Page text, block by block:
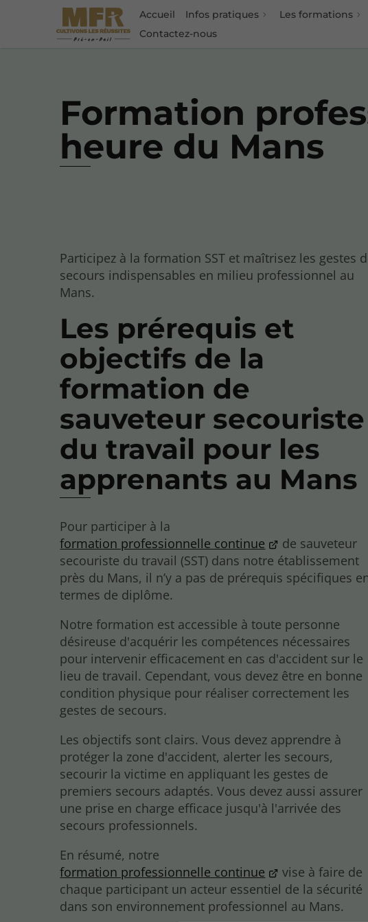
Accueil Infos pratiques Les formations
Contactez-nous
Formation
heure du Mans
Participez à la formation SST et maîtrisez les gestes
secours indispensables en milieu professionnel au
Mans.
Les prérequis et
objectifs de la
formation de
sauveteur secouriste
du travail pour les
apprenants au Mans
Pour participer à la
formation professionnelle continue
de sauveteur
secouriste du travail (SST) dans notre établissement
près du Mans, il n’y a pas de prérequis spécifiques
termes de diplôme.
Notre formation est accessible à toute personne
désireuse d'acquérir les compétences nécessaires
pour intervenir efficacement en cas d'accident sur le
lieu de travail. Cependant, vous devez être en bonne
condition physique pour réaliser correctement les
gestes de secours.
Les objectifs sont clairs. Vous devez apprendre à
protéger la zone d'accident, alerter les secours,
secourir la victime en appliquant les gestes de
premiers secours adaptés. Vous devez aussi assurer
une prise en charge efficace jusqu'à l'arrivée des
secours professionnels.
En résumé, notre
formation professionnelle continue
vise à faire de
chaque participant un acteur essentiel de la sécurité
dans son environnement professionnel au Mans.